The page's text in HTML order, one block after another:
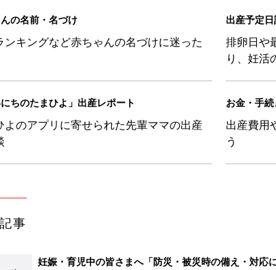
の名前・名づけ
ンキングなど赤ちゃんの名づけに迷った
出産予定
排卵日や
り、妊活
にちのたまひよ」出産レポート
よのアプリに寄せられた先輩ママの出産
お金・手続
出産費用
う
事
妊娠・育児中の皆さまへ「防災・被災時の備え・対応